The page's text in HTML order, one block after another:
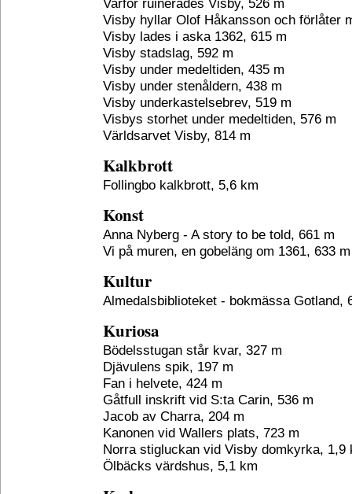
Varför ruinerades Visby, 526 m
Visby hyllar Olof Håkansson och förlåter
Visby lades i aska 1362, 615 m
Visby stadslag, 592 m
Visby under medeltiden, 435 m
Visby under stenåldern, 438 m
Visby underkastelsebrev, 519 m
Visbys storhet under medeltiden, 576 m
Världsarvet Visby, 814 m
Kalkbrott
Follingbo kalkbrott, 5,6 km
Konst
Anna Nyberg - A story to be told, 661 m
Vi på muren, en gobeläng om 1361, 633 m
Kultur
Almedalsbiblioteket - bokmässa Gotland,
Kuriosa
Bödelsstugan står kvar, 327 m
Djävulens spik, 197 m
Fan i helvete, 424 m
Gåtfull inskrift vid S:ta Carin, 536 m
Jacob av Charra, 204 m
Kanonen vid Wallers plats, 723 m
Norra stigluckan vid Visby domkyrka, 1,9
Ölbäcks värdshus, 5,1 km